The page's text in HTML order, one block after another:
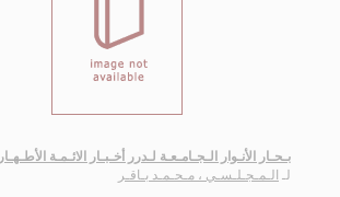
بـحـار الأنـوار الـجـامـعـة لـدرر أخـبـار الائـمـة الأطـهـار
لـ الـمـجـلـسـي ، مـحـمـد بـاقـر